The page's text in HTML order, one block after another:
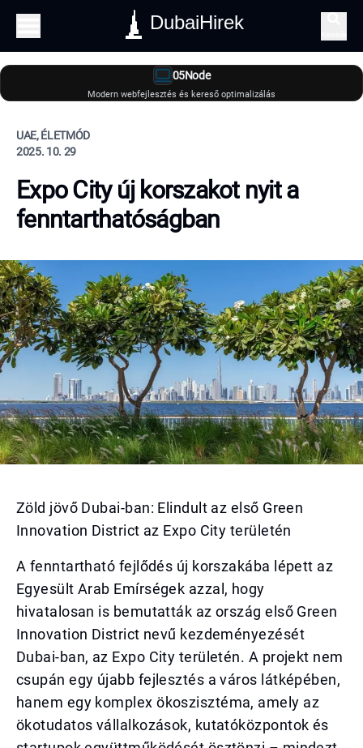
DubaiHirek
05Node
Modern webfejlesztés és kereső optimalizálás
UAE, ÉLETMÓD
2025. 10. 29
Expo City új korszakot nyit a
fenntarthatóságban
Zöld jövő Dubai-ban: Elindult az első Green
Innovation District az Expo City területén
A fenntartható fejlődés új korszakába lépett az
Egyesült Arab Emírségek azzal, hogy
hivatalosan is bemutatták az ország első Green
Innovation District nevű kezdeményezését
Dubai-ban, az Expo City területén. A projekt nem
csupán egy újabb fejlesztés a város látképében,
hanem egy komplex ökoszisztéma, amely az
ökotudatos vállalkozások, kutatóközpontok és